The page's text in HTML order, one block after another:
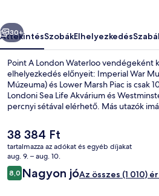
Következő
30+
ÁttekintésSzobákElhelyezkedés
Point A London Waterloo vendégeként
elhelyezkedés előnyeit: Imperial War
Múzeuma) és Lower Marsh Piac is csak
Londoni Sea Life Akvárium és
percnyi sétával elérhető. Más utazók
Rövid sétával megközelíthető a
metróállomás csak pár lépés, Waterloo
séta.
A
jelenlegi
ár
38 384 Ft
38 384 Ft
tartalmazza az adókat és egyéb díjakat
aug. 9. – aug. 10.
Értékelések
8,08,0 ennyiből: 10
Nagyon jóAz összes (1 010)